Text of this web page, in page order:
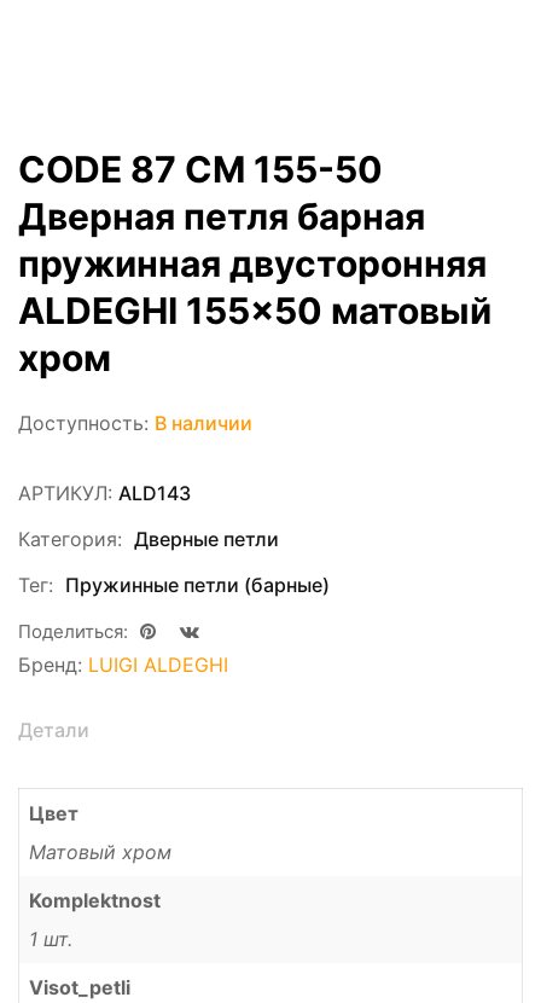
CODE 87 CM 155-50
Дверная петля барная
пружинная двусторонняя
ALDEGHI 155×50 матовый
хром
Доступность: В наличии
АРТИКУЛ: ALD143
Категория: Дверные петли
Тег: Пружинные петли (барные)
Поделиться:
Бренд: LUIGI ALDEGHI
Детали
Цвет
Матовый хром
Komplektnost
1 шт.
Visot_petli